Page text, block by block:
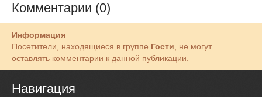
Комментарии (0)
Информация
Посетители, находящиеся в группе Гости, не могут
оставлять комментарии к данной публикации.
Навигация